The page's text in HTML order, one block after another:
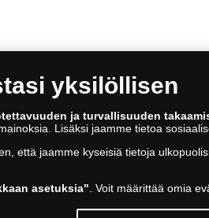
yksilöllisen
ja turvallisuuden
Lisäksi jaamme tietoa
että jaamme kyseisiä tietoja
asetuksia" . Voit määrittää omia